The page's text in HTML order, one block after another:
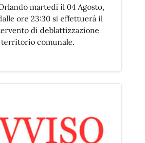
martedi il 04 Agosto,
ore 23:30 si effettuerà il
di deblattizzazione
comunale.